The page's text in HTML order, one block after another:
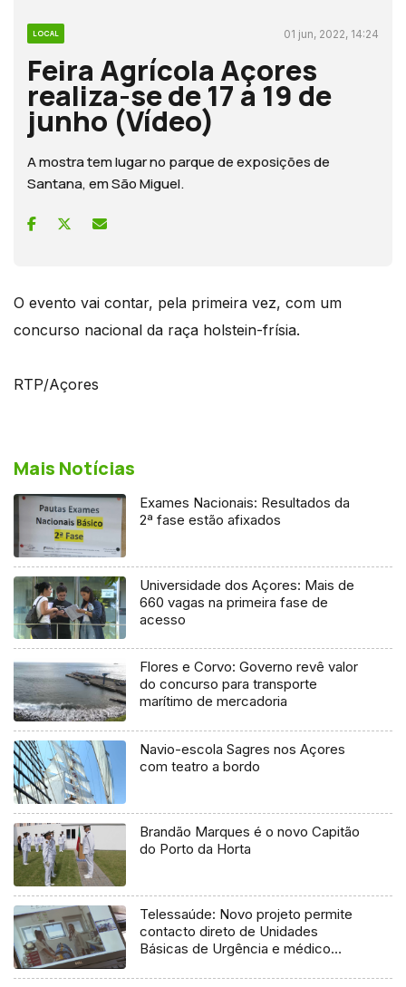
LOCAL 01 jun, 2022, 14:24
Feira Agrícola Açores
realiza-se de 17 a 19 de
junho (Vídeo)
A mostra tem lugar no parque de exposições de
Santana, em São Miguel.
O evento vai contar, pela primeira vez, com um
concurso nacional da raça holstein-frísia.
RTP/Açores
Mais Notícias
Exames Nacionais: Resultados da
2ª fase estão afixados
Universidade dos Açores: Mais de
660 vagas na primeira fase de
acesso
Flores e Corvo: Governo revê valor
do concurso para transporte
marítimo de mercadoria
Navio-escola Sagres nos Açores
com teatro a bordo
Brandão Marques é o novo Capitão
do Porto da Horta
Telessaúde: Novo projeto permite
contacto direto de Unidades
Básicas de Urgência e médico